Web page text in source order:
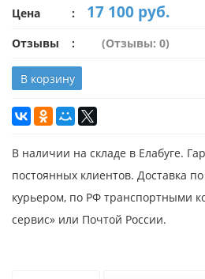
Цена 17 100 руб.
Отзывы (Отзывы: 0)
В корзину
В наличии на складе в Елабуге.
постоянных клиентов. Доставка
курьером, по РФ транспортными
сервис» или Почтой России.